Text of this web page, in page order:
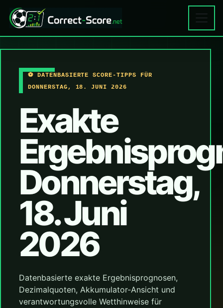
⚽ DATENBASIERTE SCORE-TIPPS FÜR
DONNERSTAG, 18. JUNI 2026
Exakte
Donnerstag,
18. Juni
2026
Datenbasierte exakte Ergebnisprognosen,
Dezimalquoten, Akkumulator-Ansicht und
verantwortungsvolle Wetthinweise für